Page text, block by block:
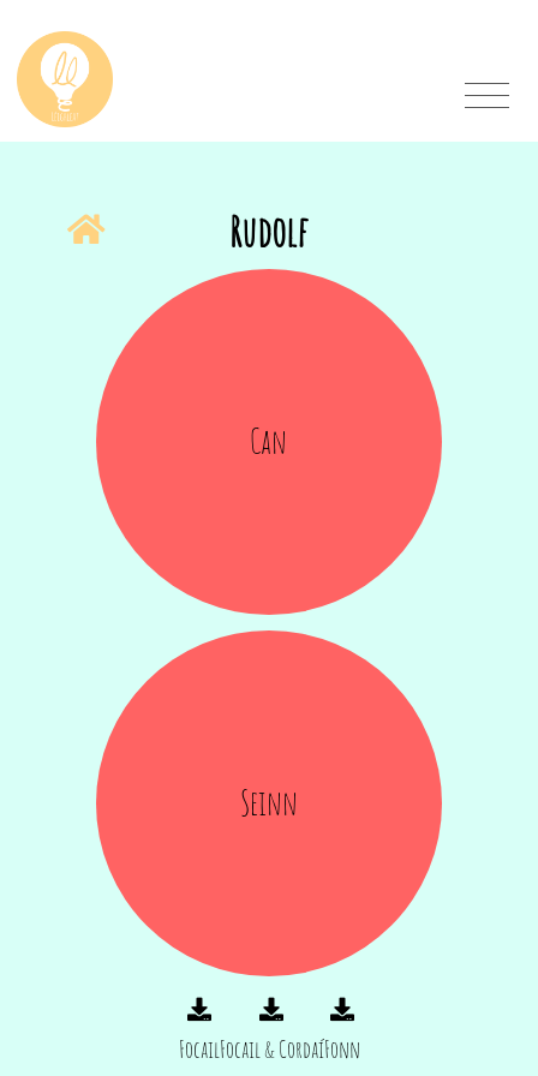
Rudolf
Can
Seinn
FocailFocail & CordaíFonn